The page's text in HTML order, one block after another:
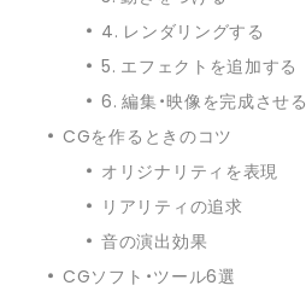
4. レンダリングする
5. エフェクトを追加する
6. 編集・映像を完成させる
CGを作るときのコツ
オリジナリティを表現
リアリティの追求
音の演出効果
CGソフト・ツール6選